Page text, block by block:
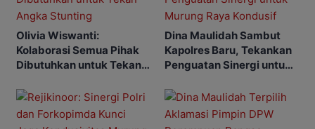
Olivia Wiswanti:
Kolaborasi Semua Pihak
Dibutuhkan untuk Tekan
Dina Maulidah Sambut
Kapolres Baru, Tekankan
Penguatan Sinergi untuk